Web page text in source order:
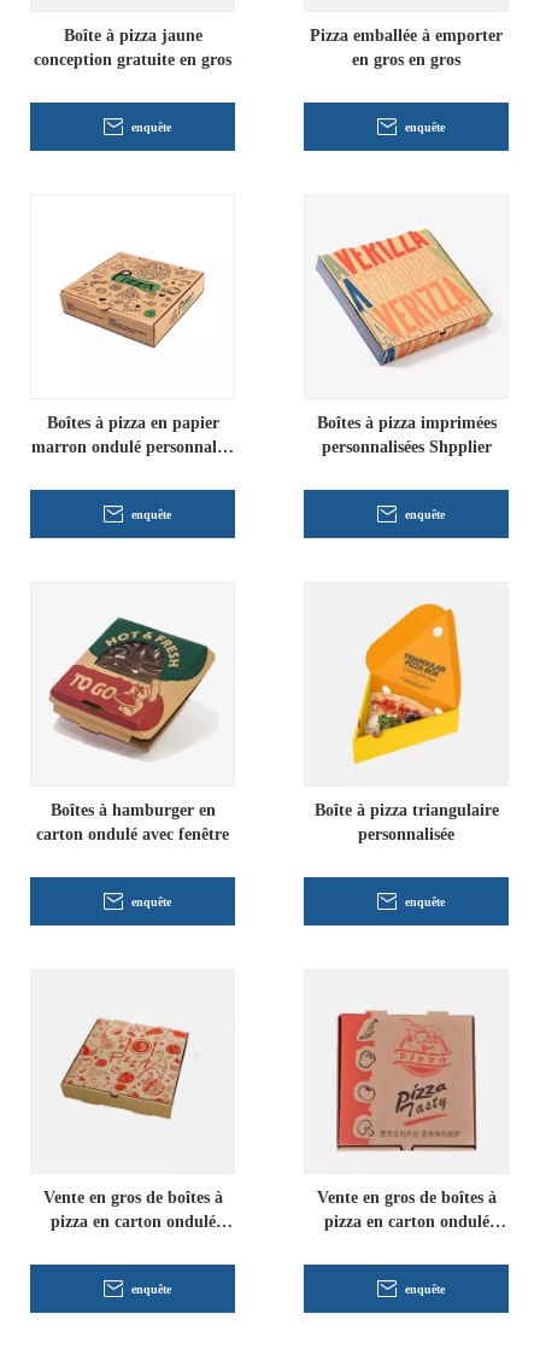
Boîte à pizza jaune
conception gratuite en gros
enquête
Pizza emballée à emporter
en gros en gros
enquête
Boîtes à pizza en papier
marron ondulé personnalisé
enquête
Boîtes à pizza imprimées
personnalisées Shpplier
enquête
Boîtes à hamburger en
carton ondulé avec fenêtre
enquête
Boîte à pizza triangulaire
personnalisée
enquête
Vente en gros de boîtes à
pizza en carton ondulé
enquête
Vente en gros de boîtes à
pizza en carton ondulé
enquête